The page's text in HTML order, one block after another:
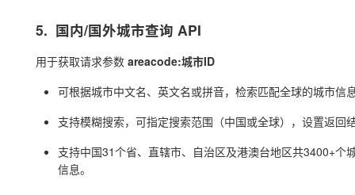
5. 国内/国外城市查询 API
用于获取请求参数 areacode:城市ID
可根据城市中文名、英文名或拼音，检索匹配全球的城市信
支持模糊搜索，可指定搜索范围（中国或全球），设置返回
支持中国31个省、直辖市、自治区及港澳台地区共3400+
信息。